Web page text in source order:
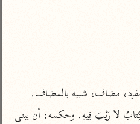
مضاف، شبيه بالمضاف.